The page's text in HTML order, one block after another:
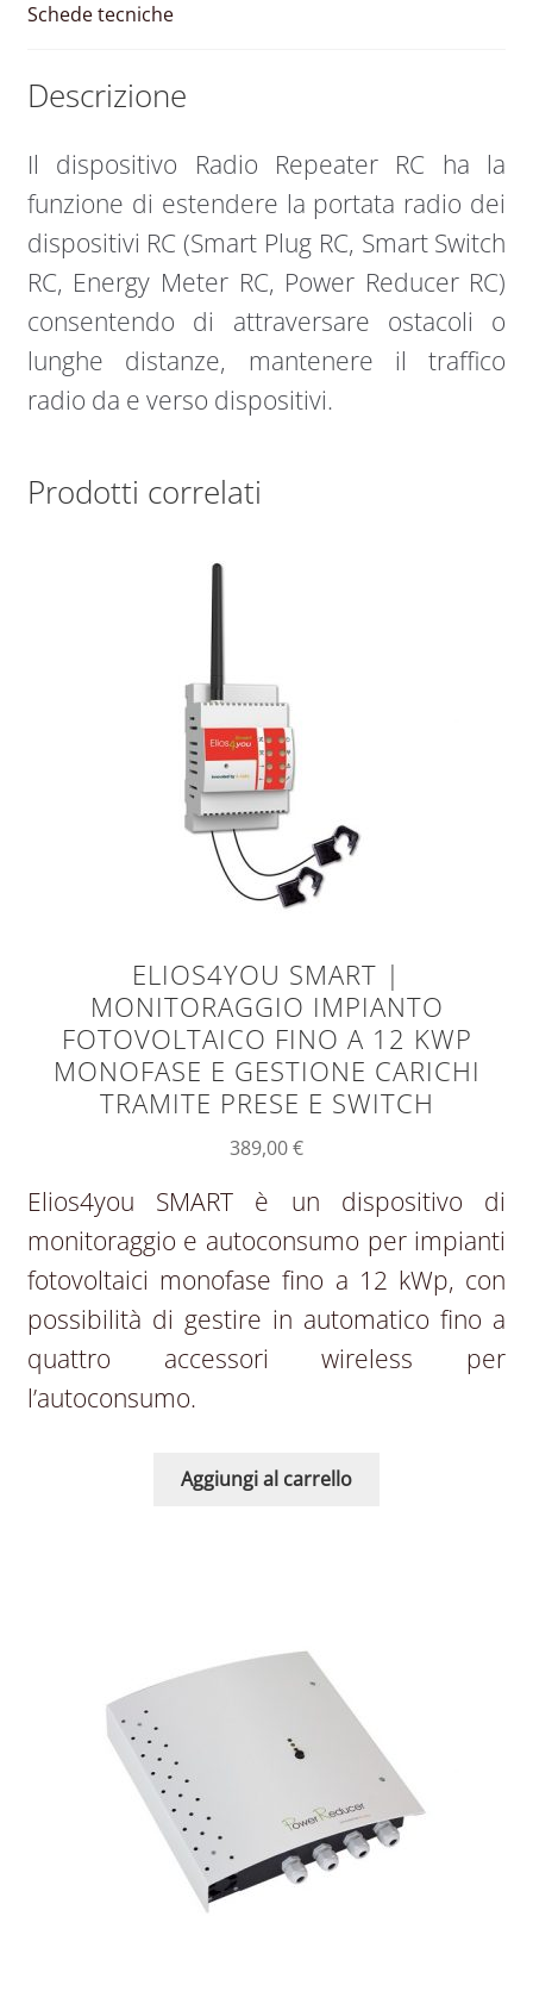
Schede tecniche
Descrizione
Il dispositivo Radio Repeater RC ha la
funzione di estendere la portata radio dei
dispositivi RC (Smart Plug RC, Smart Switch
RC, Energy Meter RC, Power Reducer RC)
consentendo di attraversare ostacoli o
lunghe distanze, mantenere il traffico
radio da e verso dispositivi.
Prodotti correlati
ELIOS4YOU SMART |
MONITORAGGIO IMPIANTO
FOTOVOLTAICO FINO A 12 KWP
MONOFASE E GESTIONE CARICHI
TRAMITE PRESE E SWITCH
389,00€
Elios4you SMART è un dispositivo di
monitoraggio e autoconsumo per impianti
fotovoltaici monofase fino a 12 kWp, con
possibilità di gestire in automatico fino a
quattro accessori wireless per
l’autoconsumo.
Aggiungi al carrello